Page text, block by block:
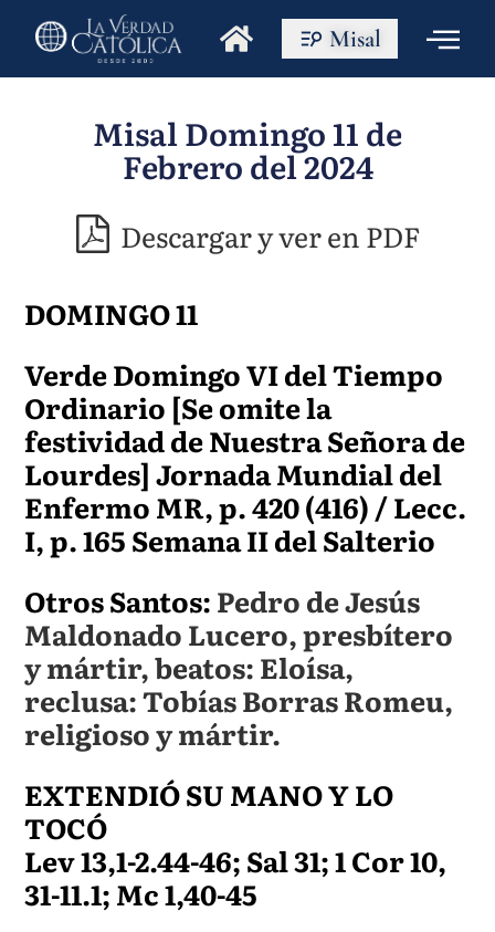
Misal
Misal Domingo 11 de
Febrero del 2024
Descargar y ver en PDF
DOMINGO 11
Verde Domingo VI del Tiempo
Ordinario [Se omite la
festividad de Nuestra Señora de
Lourdes] Jornada Mundial del
Enfermo MR, p. 420 (416) / Lecc.
I, p. 165 Semana II del Salterio
Otros Santos:Pedro de Jesús
Maldonado Lucero, presbítero
y mártir, beatos: Eloísa,
reclusa: Tobías Borras Romeu,
religioso y mártir.
EXTENDIÓ SU MANO Y LO
TOCÓ
Lev 13,1-2.44-46; Sal 31; 1 Cor 10,
31-11.1; Mc 1,40-45